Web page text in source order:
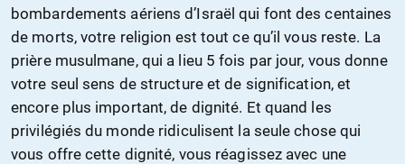
bombardements aériens d’Israël qui font des centaines
de morts, votre religion est tout ce qu’il vous reste. La
prière musulmane, qui a lieu 5 fois par jour, vous donne
votre seul sens de structure et de signification, et
encore plus important, de dignité. Et quand les
privilégiés du monde ridiculisent la seule chose qui
vous offre cette dignité, vous réagissez avec une